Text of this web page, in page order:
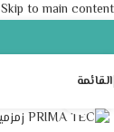
Skip to main content
القائمة